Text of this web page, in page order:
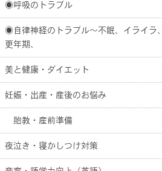
◉呼吸のトラブル
◉自律神経のトラブル〜不眠、イライラ、
更年期、
美と健康・ダイエット
妊娠・出産・産後のお悩み
胎教・産前準備
夜泣き・寝かしつけ対策